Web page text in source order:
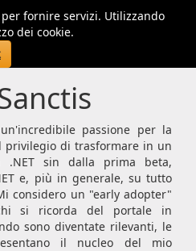
fornire servizi. Utilizzando
dei cookie.
passione per la
privilegio di trasformare in un
.NET sin dalla prima beta,
e, più in generale, su tutto
considero un "early adopter"
si ricorda del portale in
sono diventate rilevanti, le
il nucleo del mio